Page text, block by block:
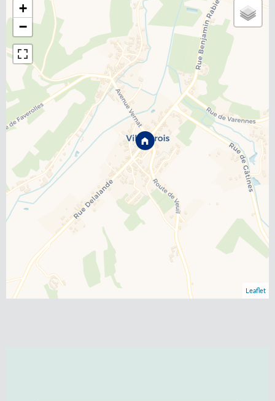
+
−
Leaflet